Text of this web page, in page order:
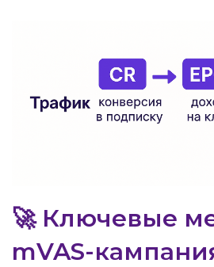
🚀 Ключевые
mVAS-